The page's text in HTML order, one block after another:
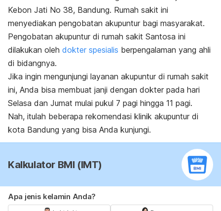
Kebon Jati No 38, Bandung. Rumah sakit ini
menyediakan pengobatan akupuntur bagi masyarakat.
Pengobatan akupuntur di rumah sakit Santosa ini
dilakukan oleh dokter spesialis berpengalaman yang ahli
di bidangnya.
Jika ingin mengunjungi layanan akupuntur di rumah sakit
ini, Anda bisa membuat janji dengan dokter pada hari
Selasa dan Jumat mulai pukul 7 pagi hingga 11 pagi.
Nah, itulah beberapa rekomendasi klinik akupuntur di
kota Bandung yang bisa Anda kunjungi.
Kalkulator BMI (IMT)
Apa jenis kelamin Anda?